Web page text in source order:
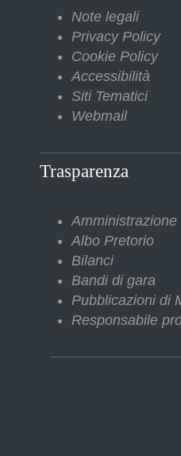
Note legali
Privacy Policy
Cookie Policy
Accessibilità
Siti Tematici
Webmail
Trasparenza
Amministrazione
Albo Pretorio
Bilanci
Bandi di gara
Pubblicazioni di
Responsabile